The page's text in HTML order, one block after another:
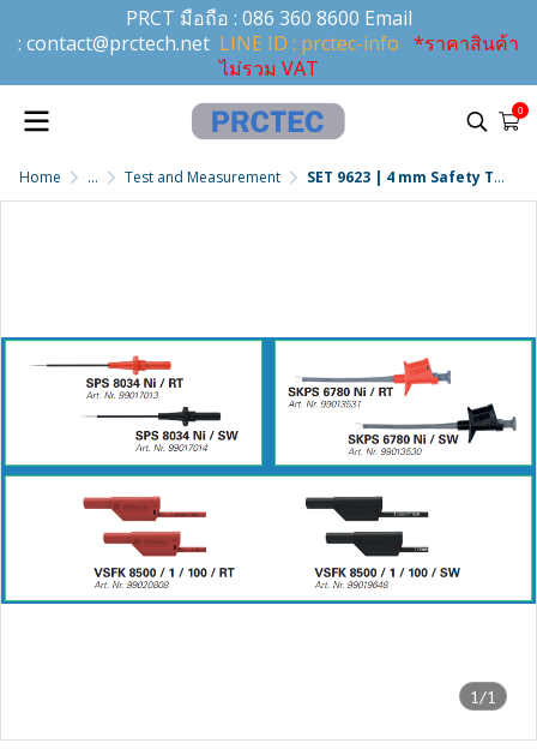
PRCT มือถือ : 086 360 8600 Email
: contact@prctech.net LINE ID : prctec-info *ราคาสินค้า
ไม่รวม VAT
0
Home ... Test and Measurement SET 9623 | 4 mm Safety Test and measurement set „Precision“
1/1